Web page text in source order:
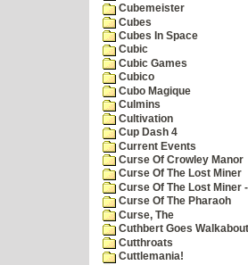
Cubemeister
Cubes
Cubes In Space
Cubic
Cubic Games
Cubico
Cubo Magique
Culmins
Cultivation
Cup Dash 4
Current Events
Curse Of Crowley Manor
Curse Of The Lost Miner
Curse Of The Lost Miner
Curse Of The Pharaoh
Curse, The
Cuthbert Goes Walkabout
Cutthroats
Cuttlemania!